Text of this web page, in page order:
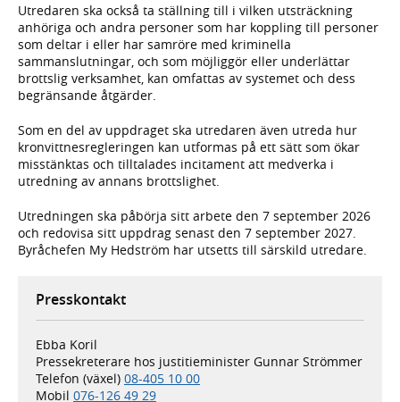
Utredaren ska också ta ställning till i vilken utsträckning
anhöriga och andra personer som har koppling till personer
som deltar i eller har samröre med kriminella
sammanslutningar, och som möjliggör eller underlättar
brottslig verksamhet, kan omfattas av systemet och dess
begränsande åtgärder.
Som en del av uppdraget ska utredaren även utreda hur
kronvittnesregleringen kan utformas på ett sätt som ökar
misstänktas och tilltalades incitament att medverka i
utredning av annans brottslighet.
Utredningen ska påbörja sitt arbete den 7 september 2026
och redovisa sitt uppdrag senast den 7 september 2027.
Byråchefen My Hedström har utsetts till särskild utredare.
Presskontakt
Ebba Koril
Pressekreterare hos justitieminister Gunnar Strömmer
Telefon (växel) 08-405 10 00
Mobil 076-126 49 29